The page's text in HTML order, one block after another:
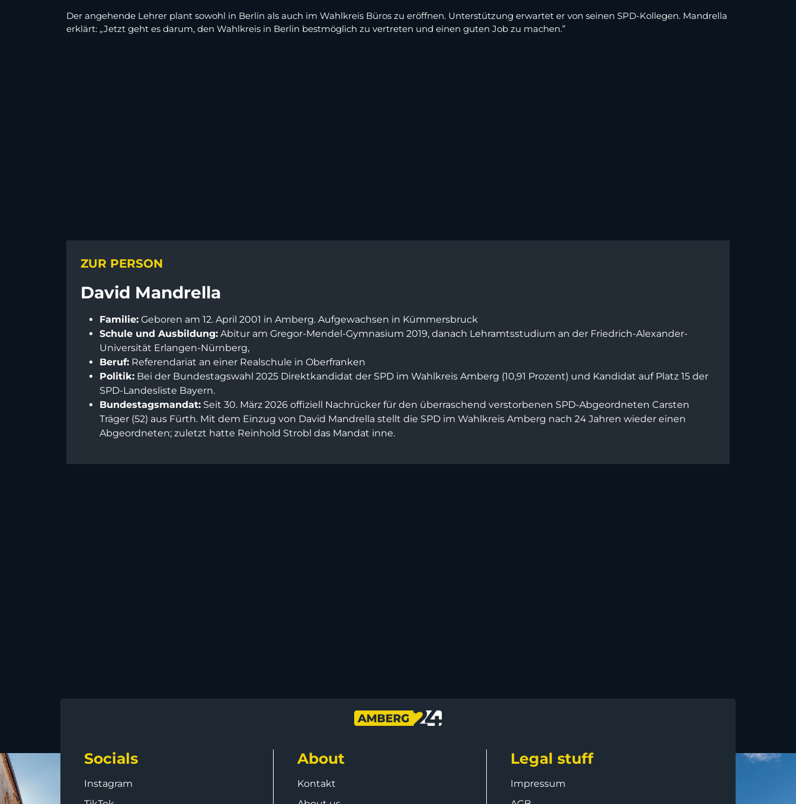
Der angehende Lehrer plant sowohl in Berlin als auch im Wahlkreis Büros zu eröffnen. Unterstützung erwartet er von seinen SPD-Kollegen. Mandrella
erklärt: „Jetzt geht es darum, den Wahlkreis in Berlin bestmöglich zu vertreten und einen guten Job zu machen.”
ZUR PERSON
David Mandrella
Familie: Geboren am 12. April 2001 in Amberg. Aufgewachsen in Kümmersbruck
Schule und Ausbildung: Abitur am Gregor-Mendel-Gymnasium 2019, danach Lehramtsstudium an der Friedrich-Alexander-
Universität Erlangen-Nürnberg,
Beruf: Referendariat an einer Realschule in Oberfranken
Politik: Bei der Bundestagswahl 2025 Direktkandidat der SPD im Wahlkreis Amberg (10,91 Prozent) und Kandidat auf Platz 15 der
SPD-Landesliste Bayern.
Bundestagsmandat: Seit 30. März 2026 offiziell Nachrücker für den überraschend verstorbenen SPD-Abgeordneten Carsten
Träger (52) aus Fürth. Mit dem Einzug von David Mandrella stellt die SPD im Wahlkreis Amberg nach 24 Jahren wieder einen
Abgeordneten; zuletzt hatte Reinhold Strobl das Mandat inne.
Socials
Instagram
About
Kontakt
Legal stuff
Impressum